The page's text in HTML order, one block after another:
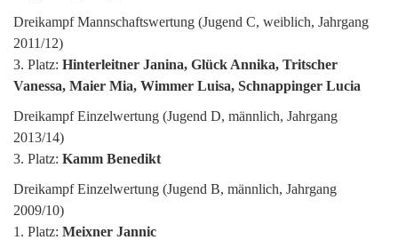
Dreikampf Mannschaftswertung (Jugend C, weiblich, Jahrgang
2011/12)
3. Platz: Hinterleitner Janina, Glück Annika, Tritscher
Vanessa, Maier Mia, Wimmer Luisa, Schnappinger Lucia
Dreikampf Einzelwertung (Jugend D, männlich, Jahrgang
2013/14)
3. Platz: Kamm Benedikt
Dreikampf Einzelwertung (Jugend B, männlich, Jahrgang
2009/10)
1. Platz: Meixner Jannic